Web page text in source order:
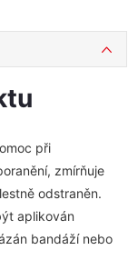
při
zmírňuje
odstraněn.
aplikován
bandáží nebo